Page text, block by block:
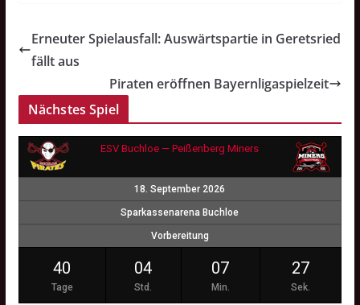
Erneuter Spielausfall: Auswärtspartie in Geretsried
fällt aus
Piraten eröffnen Bayernligaspielzeit
Nächstes Spiel
ESV Buchloe — Peißenberg Miners
18. September 2026
Sparkassenarena Buchloe
Vorbereitung
40
Tage
04
Std.
07
Min.
26
Sek.